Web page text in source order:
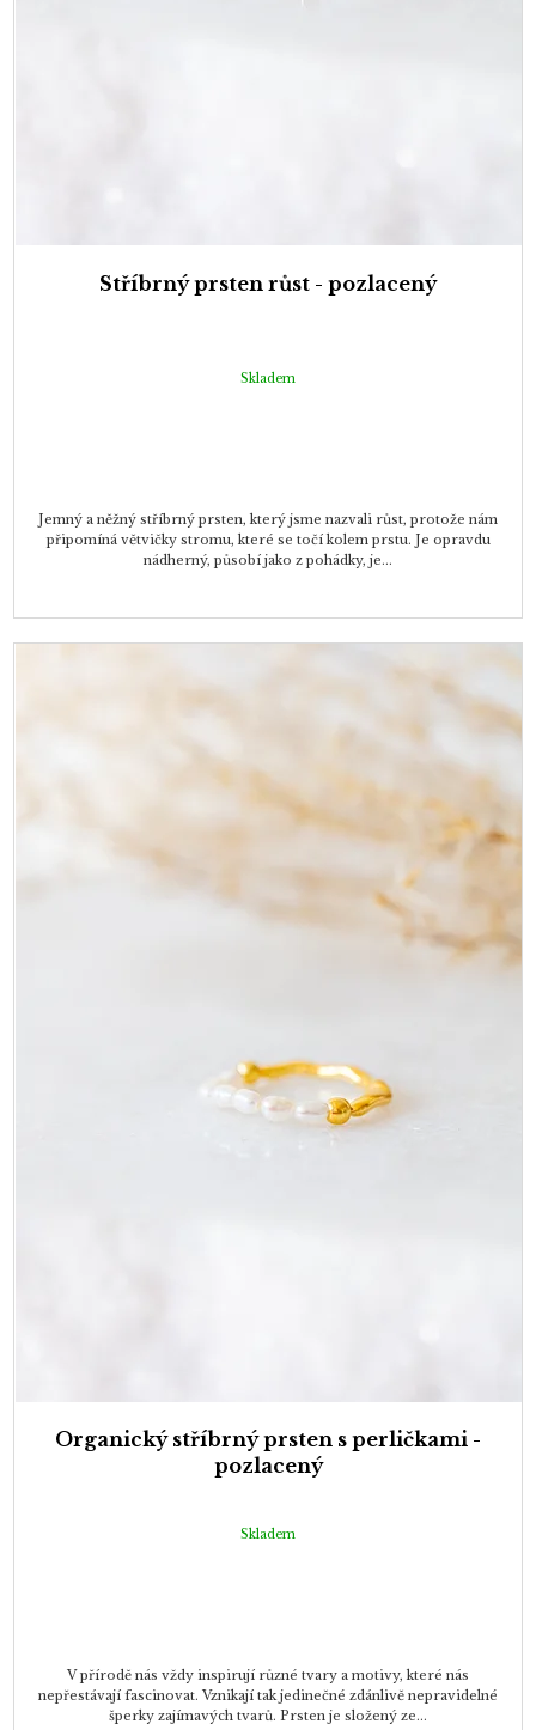
Stříbrný prsten růst - pozlacený
Skladem
Jemný a něžný stříbrný prsten, který jsme nazvali růst, protože nám
připomíná větvičky stromu, které se točí kolem prstu. Je opravdu
nádherný, působí jako z pohádky, je...
Organický stříbrný prsten s perličkami -
pozlacený
Skladem
V přírodě nás vždy inspirují různé tvary a motivy, které nás
nepřestávají fascinovat. Vznikají tak jedinečné zdánlivě nepravidelné
šperky zajímavých tvarů. Prsten je složený ze...